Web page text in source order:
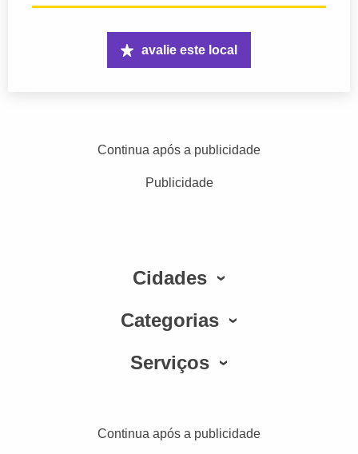
avalie este local
Continua após a publicidade
Publicidade
Cidades
Categorias
Serviços
Continua após a publicidade